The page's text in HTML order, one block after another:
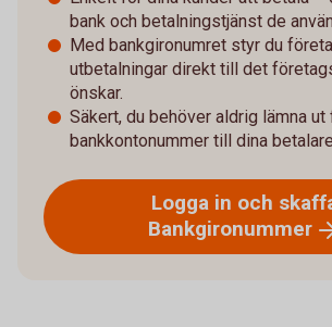
bank och betalningstjänst de
Med bankgironumret styr du
utbetalningar direkt till det
önskar.
Säkert, du behöver aldrig lämna
bankkontonummer till dina
Logga in och
Bankgironummer